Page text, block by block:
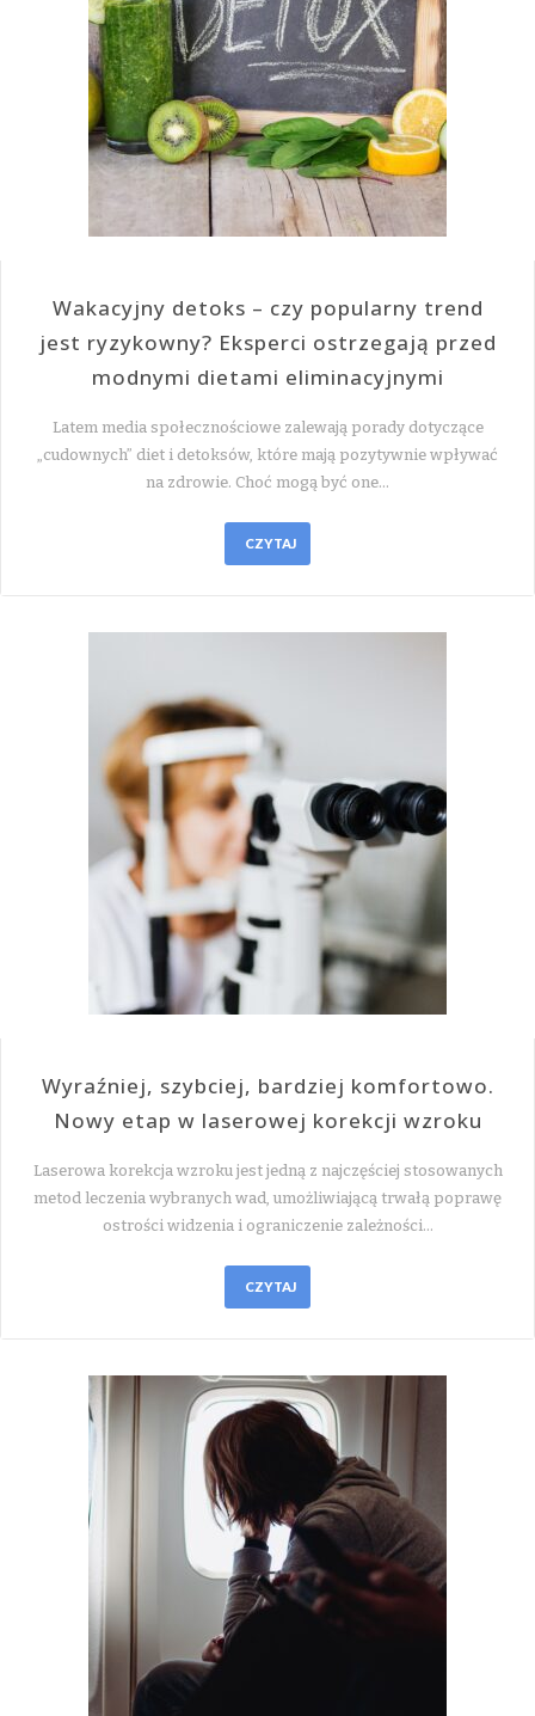
Wakacyjny detoks – czy popularny trend
jest ryzykowny? Eksperci ostrzegają przed
modnymi dietami eliminacyjnymi
Latem media społecznościowe zalewają porady dotyczące
„cudownych” diet i detoksów, które mają pozytywnie wpływać
na zdrowie. Choć mogą być one…
CZYTAJ
Wyraźniej, szybciej, bardziej komfortowo.
Nowy etap w laserowej korekcji wzroku
Laserowa korekcja wzroku jest jedną z najczęściej stosowanych
metod leczenia wybranych wad, umożliwiającą trwałą poprawę
ostrości widzenia i ograniczenie zależności…
CZYTAJ